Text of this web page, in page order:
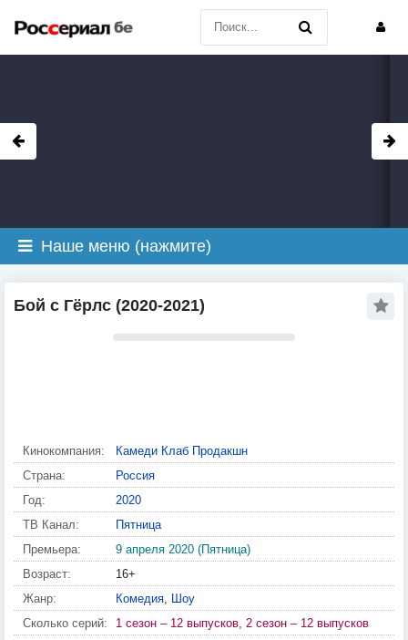
Наше меню (нажмите)
Бой с Гёрлс (2020-2021)
Кинокомпания:
Камеди Клаб Продакшн
Страна:
Россия
Год:
2020
ТВ Канал:
Пятница
Премьера:
9 апреля 2020 (Пятница)
Возраст:
16+
Жанр:
Комедия, Шоу
Сколько серий:
1 сезон – 12 выпусков, 2 сезон – 12 выпусков